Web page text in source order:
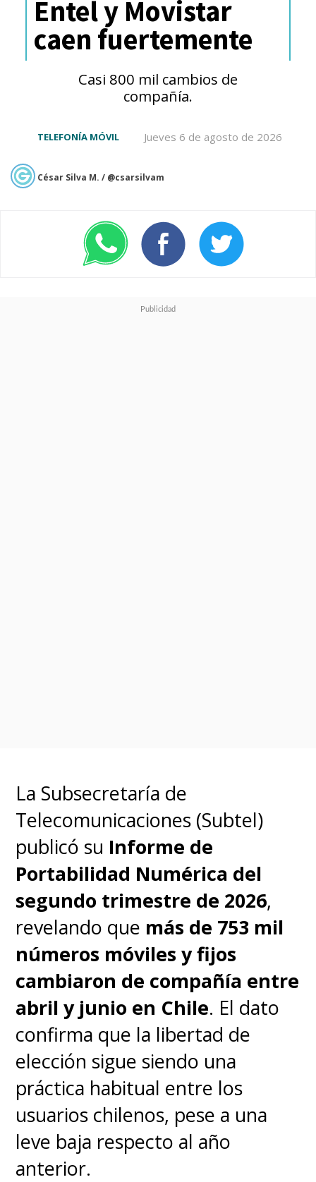
Están disponibles en blanco
negro y suprecio hasta el 31
de diciembre es de $169.990 y
en la web hay promociones y
para estudio trabajo y creación
digital dentro del ecosistema de
tablets Huawei. El precio en
esta etapa es de $439.990y
también está sujeta a más
descuentos y regalos en la
tienda online oficial de la marca.
Entel y Movistar
caen fuertemente
Casi 800 mil cambios de
compañía.
Jueves 6 de agosto de 2026
TELEFONÍA MÓVIL
César Silva M. / @csarsilvam
La Subsecretaría de
Telecomunicaciones (Subtel)
publicó su Informe de
Portabilidad Numérica del
segundo trimestre de 2026,
revelando que más de 753 mil
números móviles y fijos
cambiaron de compañía entre
abril y junio en Chile. El dato
confirma que la libertad de
elección sigue siendo una
práctica habitual entre los
usuarios chilenos, pese a una
leve baja respecto al año
anterior.